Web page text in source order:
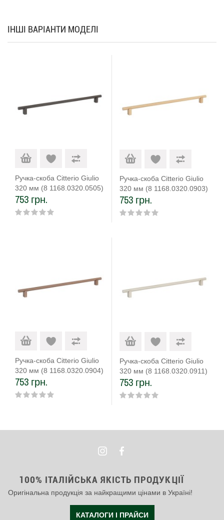
ІНШІ ВАРІАНТИ МОДЕЛІ
Ручка-скоба Citterio Giulio
320 мм (8 1168.0320.0505)
титан
753 грн.
Ручка-скоба Citterio Giulio
320 мм (8 1168.0320.0903)
753 грн.
Ручка-скоба Citterio Giulio
320 мм (8 1168.0320.0904)
753 грн.
Ручка-скоба Citterio Giulio
320 мм (8 1168.0320.0911)
753 грн.
100% ІТАЛІЙСЬКА ЯКІСТЬ ПРОДУКЦІЇ
Оригінальна продукція за найкращими цінами в Україні!
КАТАЛОГИ І ПРАЙСИ